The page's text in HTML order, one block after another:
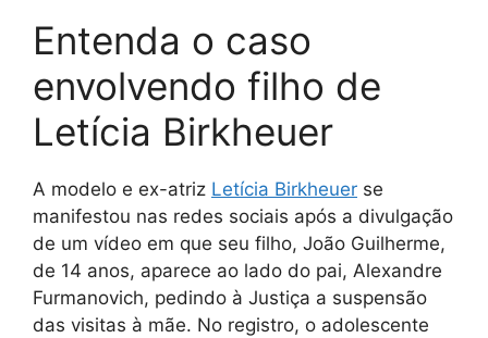
Entenda o caso
envolvendo filho de
Letícia Birkheuer
A modelo e ex-atriz Letícia Birkheuer se
manifestou nas redes sociais após a divulgação
de um vídeo em que seu filho, João Guilherme,
de 14 anos, aparece ao lado do pai, Alexandre
Furmanovich, pedindo à Justiça a suspensão
das visitas à mãe. No registro, o adolescente